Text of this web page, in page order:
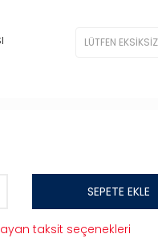
SEPETE EKLE
taksit seçenekleri